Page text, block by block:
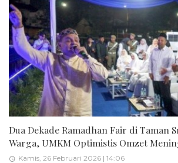
Dua Dekade Ramadhan Fair di Taman
Warga, UMKM Optimistis Omzet
Kamis, 26 Februari 2026 | 14:06